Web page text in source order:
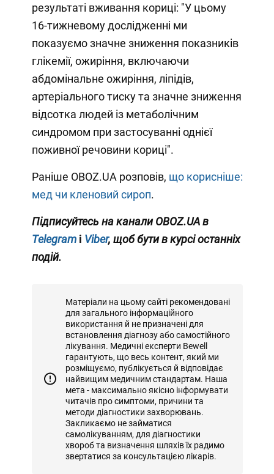
результаті вживання кориці: "У цьому
16-тижневому дослідженні ми
показуємо значне зниження показників
глікемії, ожиріння, включаючи
абдомінальне ожиріння, ліпідів,
артеріального тиску та значне зниження
відсотка людей із метаболічним
синдромом при застосуванні однієї
поживної речовини кориці".
Раніше OBOZ.UA розповів, що корисніше:
мед чи кленовий сироп.
Підписуйтесь на каналиOBOZ.UA в
Telegram і Viber, щоб бути в курсі останніх
подій.
Матеріали на цьому сайті рекомендовані
для загального інформаційного
використання й не призначені для
встановлення діагнозу або самостійного
лікування. Медичні експерти Bewell
гарантують, що весь контент, який ми
розміщуємо, публікується й відповідає
найвищим медичним стандартам. Наша
мета - максимально якісно інформувати
читачів про симптоми, причини та
методи діагностики захворювань.
Закликаємо не займатися
самолікуванням, для діагностики
хвороб та визначення шляхів їх радимо
звертатися за консультацією лікарів.